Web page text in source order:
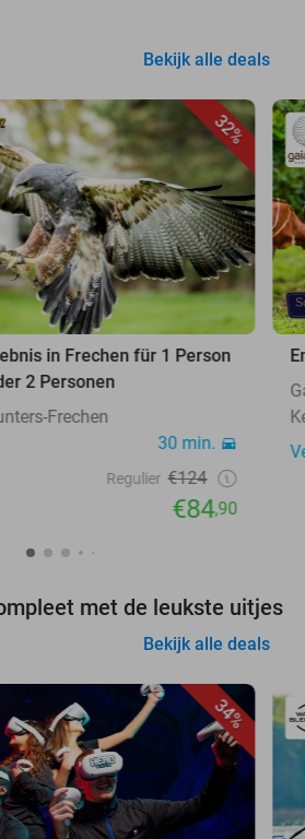
Bekijk alle deals
32%
in Frechen für 1 Person
2 Personen
Frechen
30 min.
Regulier €124
€84,90
met de leukste uitjes
Bekijk alle deals
34%